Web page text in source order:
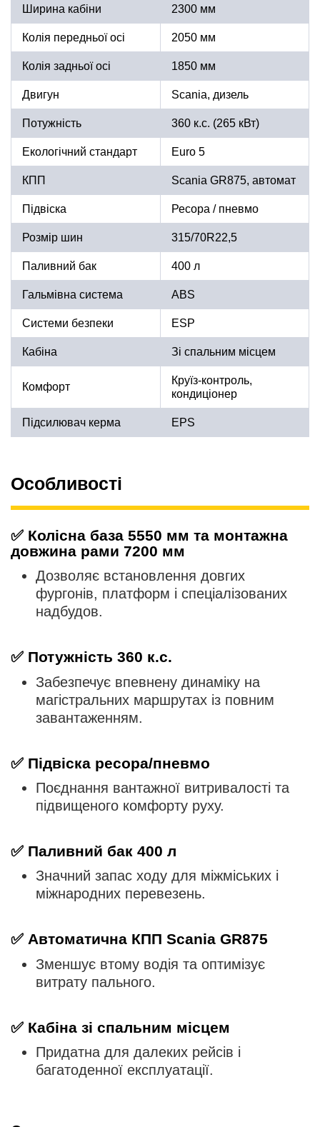
Ширина кабіни 2300 мм
Колія передньої осі 2050 мм
Колія задньої осі 1850 мм
Двигун Scania, дизель
Потужність 360 к.с. (265 кВт)
Екологічний стандарт Euro 5
КПП Scania GR875, автомат
Підвіска Ресора / пневмо
Розмір шин 315/70R22,5
Паливний бак 400 л
Гальмівна система ABS
Системи безпеки ESP
Кабіна Зі спальним місцем
Комфорт
Круїз-контроль,
кондиціонер
Підсилювач керма EPS
Особливості
✅ Колісна база 5550 мм та монтажна
довжина рами 7200 мм
Дозволяє встановлення довгих
фургонів, платформ і спеціалізованих
надбудов.
✅ Потужність 360 к.с.
Забезпечує впевнену динаміку на
магістральних маршрутах із повним
завантаженням.
✅ Підвіска ресора/пневмо
Поєднання вантажної витривалості та
підвищеного комфорту руху.
✅ Паливний бак 400 л
Значний запас ходу для міжміських і
міжнародних перевезень.
✅ Автоматична КПП Scania GR875
Зменшує втому водія та оптимізує
витрату пального.
✅ Кабіна зі спальним місцем
Придатна для далеких рейсів і
багатоденної експлуатації.